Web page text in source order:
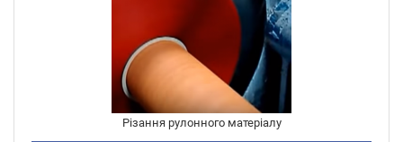
Різання рулонного матеріалу